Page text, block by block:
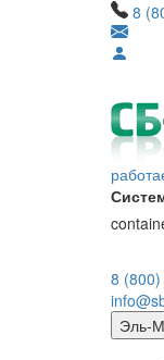
8
8 (800)
Эль-